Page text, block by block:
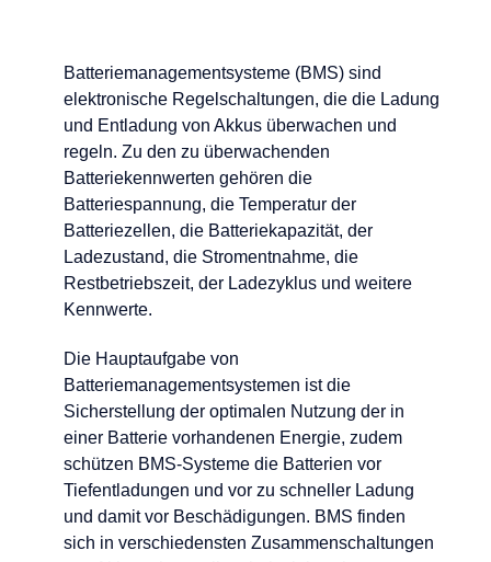
Batteriemanagementsysteme (BMS) sind
elektronische Regelschaltungen, die die Ladung
und Entladung von Akkus überwachen und
regeln. Zu den zu überwachenden
Batteriekennwerten gehören die
Batteriespannung, die Temperatur der
Batteriezellen, die Batteriekapazität, der
Ladezustand, die Stromentnahme, die
Restbetriebszeit, der Ladezyklus und weitere
Kennwerte.
Die Hauptaufgabe von
Batteriemanagementsystemen ist die
Sicherstellung der optimalen Nutzung der in
einer Batterie vorhandenen Energie, zudem
schützen BMS-Systeme die Batterien vor
Tiefentladungen und vor zu schneller Ladung
und damit vor Beschädigungen. BMS finden
sich in verschiedensten Zusammenschaltungen